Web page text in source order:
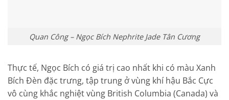
Quan Công – Ngọc Bích Nephrite Jade Tân Cương
Thực tế, Ngọc Bích có giá trị cao nhất khi có màu Xanh
Bích Đèn đặc trưng, tập trung ở vùng khí hậu Bắc Cực
vô cùng khắc nghiệt vùng British Columbia (Canada) và